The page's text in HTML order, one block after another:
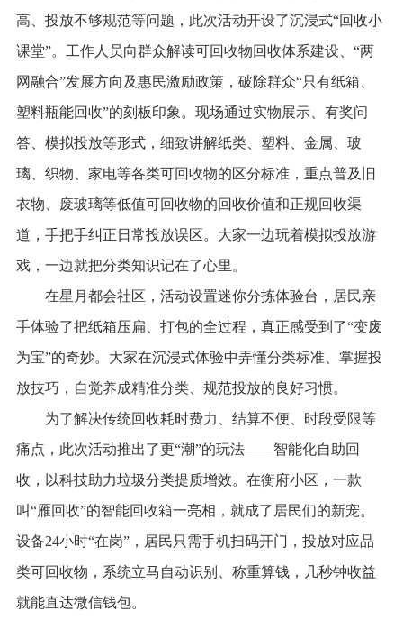
高、投放不够规范等问题，此次活动开设了沉浸式“回收小
课堂”。工作人员向群众解读可回收物回收体系建设、“两
网融合”发展方向及惠民激励政策，破除群众“只有纸箱、
塑料瓶能回收”的刻板印象。现场通过实物展示、有奖问
答、模拟投放等形式，细致讲解纸类、塑料、金属、玻
璃、织物、家电等各类可回收物的区分标准，重点普及旧
衣物、废玻璃等低值可回收物的回收价值和正规回收渠
道，手把手纠正日常投放误区。大家一边玩着模拟投放游
戏，一边就把分类知识记在了心里。
在星月都会社区，活动设置迷你分拣体验台，居民亲
手体验了把纸箱压扁、打包的全过程，真正感受到了“变废
为宝”的奇妙。大家在沉浸式体验中弄懂分类标准、掌握投
放技巧，自觉养成精准分类、规范投放的良好习惯。
为了解决传统回收耗时费力、结算不便、时段受限等
痛点，此次活动推出了更“潮”的玩法——智能化自助回
收，以科技助力垃圾分类提质增效。在衡府小区，一款
叫“雁回收”的智能回收箱一亮相，就成了居民们的新宠。
设备24小时“在岗”，居民只需手机扫码开门，投放对应品
类可回收物，系统立马自动识别、称重算钱，几秒钟收益
就能直达微信钱包。